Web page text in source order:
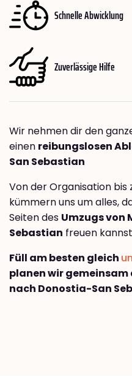
Schnelle Abwicklung
Zuverlässige Hilfe
Wir nehmen dir den
einen reibungslosen
San Sebastian
Von der Organisation
kümmern uns um alles,
Seiten des Umzugs von
Sebastian freuen
Füll am besten gleich
planen wir gemeinsam
nach Donostia-San